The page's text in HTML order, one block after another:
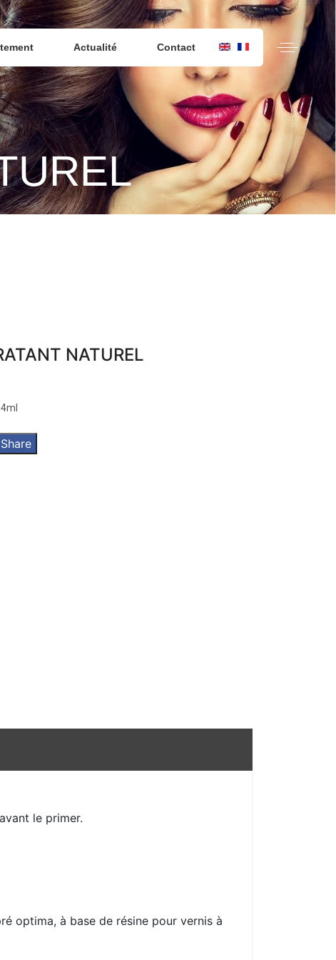
Actualité Contact
NATUREL
le primer.
optima, à base de résine pour vernis à